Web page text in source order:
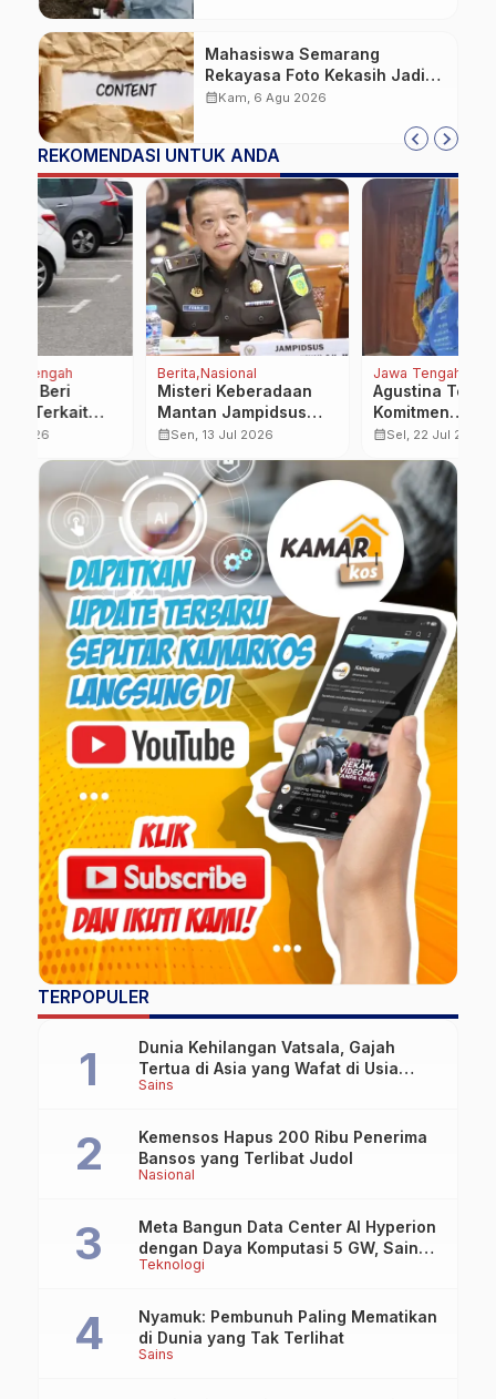
Mahasiswa Semarang
Rekayasa Foto Kekasih Jadi
Konten Cabul karena Sakit
calendar_monthKam, 6 Agu 2026
REKOMENDASI UNTUK ANDA
Berita
Misteri Keberadaan
Mantan Jampidsus
Febrie Adriansyah:
Tanpa Penahanan
Jadi Sorotan
Sen, 13 Jul 2026
Agustina Tegaskan
Komitmen
Menyukseskan
Merah Putih
calendar_month Sel, 22 Jul 2025
TERPOPULER
Sains
Dunia Kehilangan Vatsala, Gajah
Tertua di Asia yang Wafat di Usia
Lebih dari 100 Tahun
Nasional
Kemensos Hapus 200 Ribu Penerima
Bansos yang Terlibat Judol
Teknologi
Meta Bangun Data Center AI Hyperion
dengan Daya Komputasi 5 GW, Saingi
OpenAI dan Google
Sains
Nyamuk: Pembunuh Paling Mematikan
di Dunia yang Tak Terlihat